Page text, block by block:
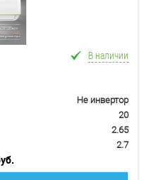
В наличии
Не инвертор
20
2.65
2.7